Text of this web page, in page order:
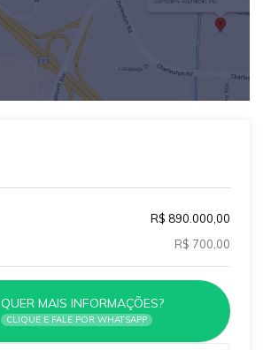
R$ 890.000,00
R$ 700,00
QUER MAIS INFORMAÇÕES?
CLIQUE E FALE POR WHATSAPP